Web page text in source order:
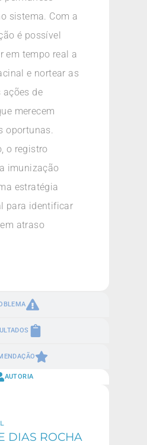
sistema. Com a
é possível
em tempo real a
e nortear as
ações de
merecem
oportunas.
o registro
imunização
estratégia
para identificar
atraso
AUTORIA
DIAS ROCHA